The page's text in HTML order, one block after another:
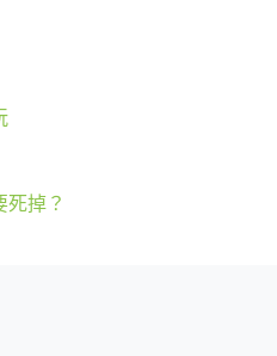
掉？